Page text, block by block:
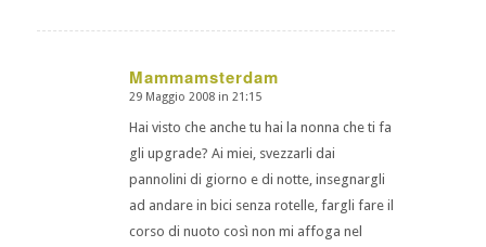
Mammamsterdam
dice:
29 Maggio 2008 in 21:15
Hai visto che anche tu hai la nonna che ti fa
gli upgrade? Ai miei, svezzarli dai
pannolini di giorno e di notte, insegnargli
ad andare in bici senza rotelle, fargli fare il
corso di nuoto così non mi affoga nel